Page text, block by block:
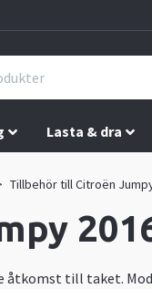
Lasta & dra
Tillbehör till Citroën
till taket.